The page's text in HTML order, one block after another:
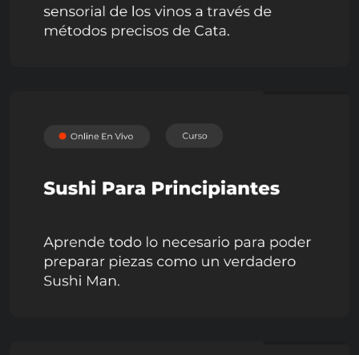
el Maridaje
GASTRONOMÍA
Sushi para Principiantes